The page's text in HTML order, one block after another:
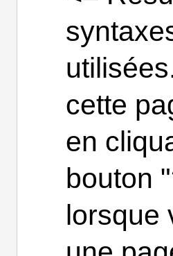
cette
en
bouton
lorsque